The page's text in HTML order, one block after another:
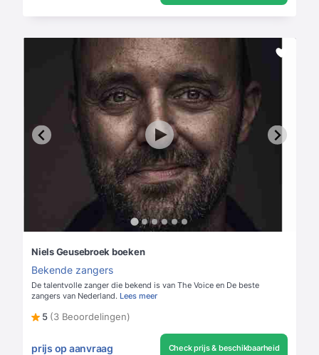
Niels Geusebroek boeken
Bekende zangers
De talentvolle zanger die bekend is van The Voice en De beste
zangers van Nederland. Lees meer
5 (3 Beoordelingen)
prijs op aanvraag Check prijs & beschikbaarheid